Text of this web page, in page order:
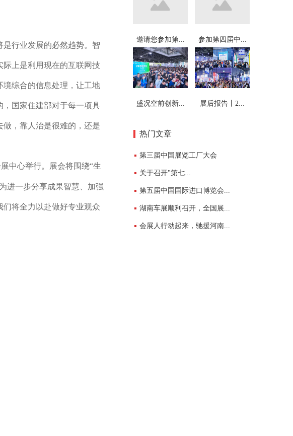
行业发展的必然趋势。智
上是利用现在的互联网技
综合的信息处理，让工地
国家住建部对于每一项具
，靠人治是很难的，还是
中心举行。展会将围绕“生
进一步分享成果智慧、加强
将全力以赴做好专业观众
邀请您参加第... 参加第四届中...
盛况空前创新... 展后报告丨2...
热门文章
第三届中国展览工厂大会
关于召开"第七...
第五届中国国际进口博览会...
湖南车展顺利召开，全国展...
会展人行动起来，驰援河南...